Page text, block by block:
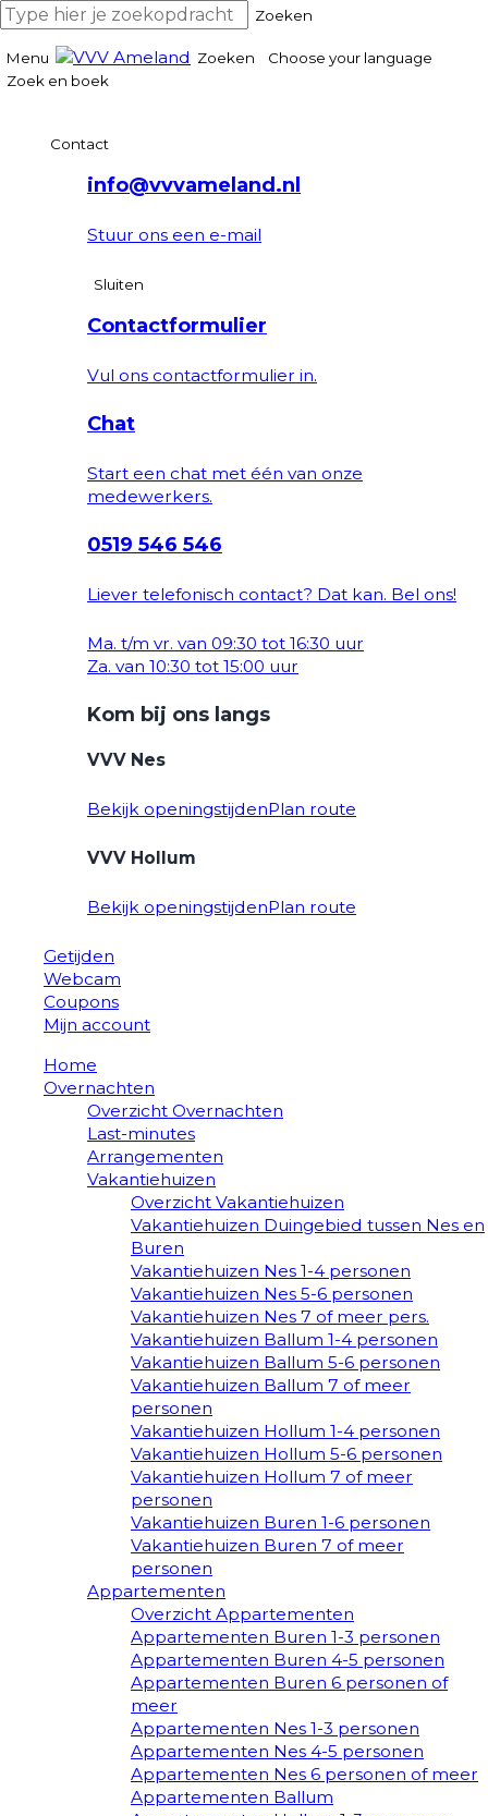
Zoeken
Menu Zoeken
Choose your language
Zoek en boek
Contact
info@vvvameland.nl
Stuur ons een e-mail
Sluiten
Contactformulier
Vul ons contactformulier in.
Chat
Start een chat met één van onze
medewerkers.
0519 546 546
Liever telefonisch contact? Dat kan. Bel ons!
Ma. t/m vr. van 09:30 tot 16:30 uur
Za. van 10:30 tot 15:00 uur
Kom bij ons langs
VVV Nes
Bekijk openingstijdenPlan route
VVV Hollum
Bekijk openingstijdenPlan route
Getijden
Webcam
Coupons
Mijn account
Home
Overnachten
Overzicht Overnachten
Last-minutes
Arrangementen
Vakantiehuizen
Overzicht Vakantiehuizen
Vakantiehuizen Duingebied tussen Nes en
Buren
Vakantiehuizen Nes 1-4 personen
Vakantiehuizen Nes 5-6 personen
Vakantiehuizen Nes 7 of meer pers.
Vakantiehuizen Ballum 1-4 personen
Vakantiehuizen Ballum 5-6 personen
Vakantiehuizen Ballum 7 of meer
personen
Vakantiehuizen Hollum 1-4 personen
Vakantiehuizen Hollum 5-6 personen
Vakantiehuizen Hollum 7 of meer
personen
Vakantiehuizen Buren 1-6 personen
Vakantiehuizen Buren 7 of meer
personen
Appartementen
Overzicht Appartementen
Appartementen Buren 1-3 personen
Appartementen Buren 4-5 personen
Appartementen Buren 6 personen of
meer
Appartementen Nes 1-3 personen
Appartementen Nes 4-5 personen
Appartementen Nes 6 personen of meer
Appartementen Ballum